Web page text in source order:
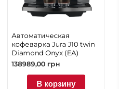
Автоматическая
кофеварка Jura J10 twin
Diamond Onyx (EA)
138989,00 грн
В корзину